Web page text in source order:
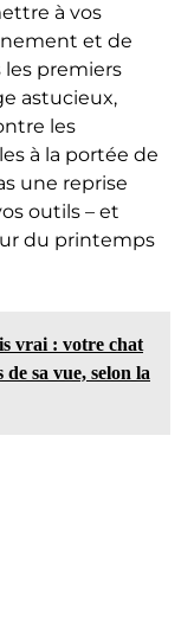
à vos
et de
les premiers
astucieux,
les
à la portée de
une reprise
outils – et
du printemps
vrai : votre chat
sa vue, selon la